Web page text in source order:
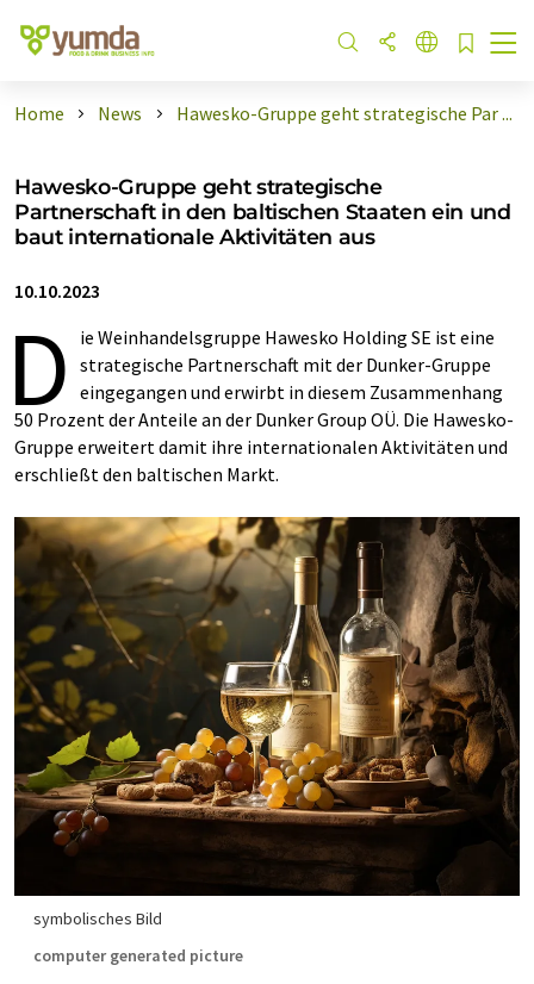
Home News Hawesko-Gruppe geht strategische Par ...
Hawesko-Gruppe geht strategische
Partnerschaft in den baltischen Staaten ein und
baut internationale Aktivitäten aus
10.10.2023
D
ie Weinhandelsgruppe Hawesko Holding SE ist eine
strategische Partnerschaft mit der Dunker-Gruppe
eingegangen und erwirbt in diesem Zusammenhang
50 Prozent der Anteile an der Dunker Group OÜ. Die Hawesko-
Gruppe erweitert damit ihre internationalen Aktivitäten und
erschließt den baltischen Markt.
symbolisches Bild
computer generated picture